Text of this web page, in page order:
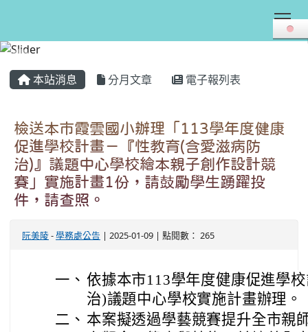
本站消息 分月文章 電子報列表
檢送本市霞雲國小辦理「113學年度健康
促進學校計畫－『性教育(含愛滋病防
治)』議題中心學校繪本親子創作設計競
賽」實施計畫1份，請鼓勵學生踴躍投
件，請查照。
阮美陵-學務處公告 | 2025-01-09 | 點閱數： 265
一、 依據本市113學年度健康促進學
治)議題中心學校實施計畫辦理。
二、 本案擬透過學藝競賽提升全市親